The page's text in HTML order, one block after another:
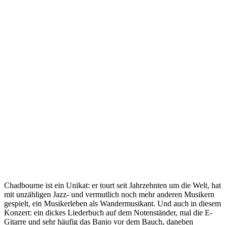
Chadbourne ist ein Unikat: er tourt seit Jahrzehnten um die Welt, hat
mit unzähligen Jazz- und vermutlich noch mehr anderen Musikern
gespielt, ein Musikerleben als Wandermusikant. Und auch in diesem
Konzert: ein dickes Liederbuch auf dem Notenständer, mal die E-
Gitarre und sehr häufig das Banjo vor dem Bauch, daneben